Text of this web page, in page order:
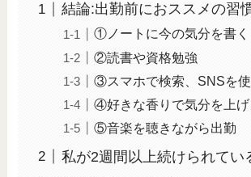
結論:出勤前におススメの習
①ノートに今の気分を書く
②読書や資格勉強
③スマホで検索、SNSを
④好きな香りで気分を上げ
⑤音楽を聴きながら出勤
私が2週間以上続けられてい